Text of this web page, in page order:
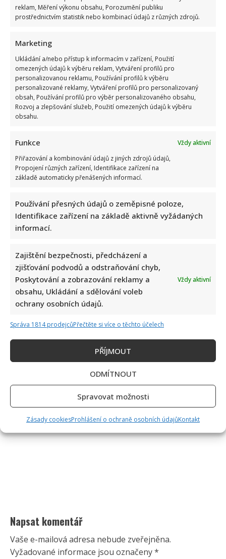
reklam, Měření výkonu obsahu, Porozumění publiku
prostřednictvím statistik nebo kombinací údajů z různých zdrojů.
Marketing
Ukládání a/nebo přístup k informacím v zařízení, Použití
omezených údajů k výběru reklam, Vytváření profilů pro
personalizovanou reklamu, Používání profilů k výběru
personalizované reklamy, Vytváření profilů pro personalizovaný
obsah, Používání profilů pro výběr personalizovaného obsahu,
Rozvoj a zlepšování služeb, Použití omezených údajů k výběru
obsahu.
Funkce
Vždy aktivní
Přiřazování a kombinování údajů z jiných zdrojů údajů,
Propojení různých zařízení, Identifikace zařízení na
základě automaticky přenášených informací.
Používání přesných údajů o zeměpisné poloze,
Identifikace zařízení na základě aktivně vyžádaných
informací.
Zajištění bezpečnosti, předcházení a
zjišťování podvodů a odstraňování chyb,
Poskytování a zobrazování reklamy a
obsahu, Ukládání a sdělování voleb
ochrany osobních údajů.
Vždy aktivní
Správa 1814 prodejcůPřečtěte si více o těchto účelech
PŘÍJMOUT
ODMÍTNOUT
Spravovat možnosti
Zásady cookiesProhlášení o ochraně osobních údajůKontakt
Napsat komentář
Vaše e-mailová adresa nebude zveřejněna.
Vyžadované informace jsou označeny*